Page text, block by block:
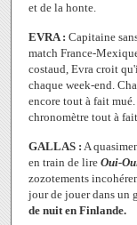
et de la honte.
EVRA : Capitaine
match France-
costaud, Evra croit
chaque week-end.
encore tout à fait mué.
chronomètre tout à
GALLAS : A
en train de lire Oui-
zozotements
jour de jouer dans un
de nuit en Finlande.